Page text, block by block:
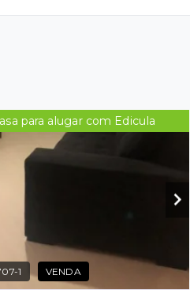
para alugar com Edicula
1 VENDA